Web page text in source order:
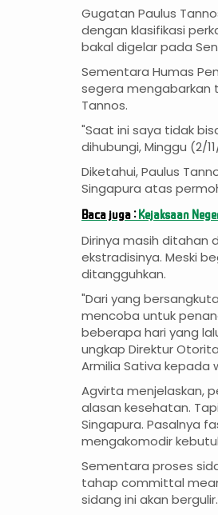
Gugatan Paulus
dengan klasifikasi
bakal digelar pada
Sementara Humas
segera mengabarkan
Tannos.
"Saat ini saya tidak
dihubungi, Minggu (2/
Diketahui, Paulus
Singapura atas
Baca juga :Kejaksaan
Dirinya masih ditahan
ekstradisinya. Meski
ditangguhkan.
"Dari yang
mencoba untuk
beberapa hari yang
ungkap Direktur
Armilia Sativa kepada
Agvirta menjelaskan,
alasan kesehatan.
Singapura. Pasalnya
mengakomodir
Sementara proses
tahap committal
sidang ini akan bergulir.